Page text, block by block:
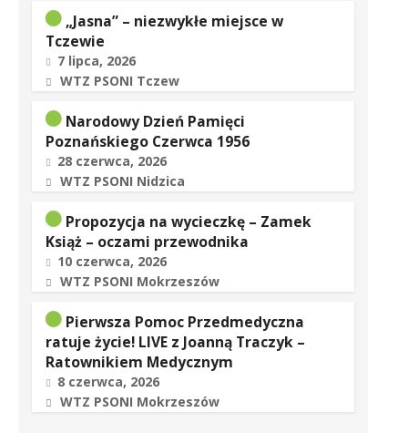
„Jasna” – niezwykłe miejsce w
Tczewie
7 lipca, 2026
WTZ PSONI Tczew
Narodowy Dzień Pamięci
Poznańskiego Czerwca 1956
28 czerwca, 2026
WTZ PSONI Nidzica
Propozycja na wycieczkę – Zamek
Książ – oczami przewodnika
10 czerwca, 2026
WTZ PSONI Mokrzeszów
Pierwsza Pomoc Przedmedyczna
ratuje życie! LIVE z Joanną Traczyk –
Ratownikiem Medycznym
8 czerwca, 2026
WTZ PSONI Mokrzeszów